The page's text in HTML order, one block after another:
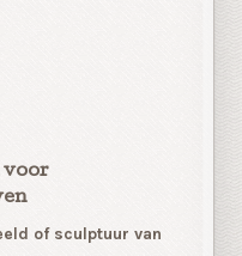
voor
of sculptuur van